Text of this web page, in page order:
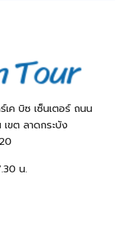
ค บิซ เซ็นเตอร์ ถนน
ขต ลาดกระบัง
น.